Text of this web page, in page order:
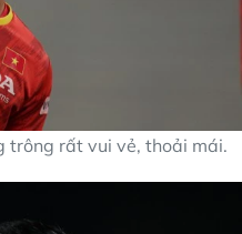
trông rất vui vẻ, thoải mái.